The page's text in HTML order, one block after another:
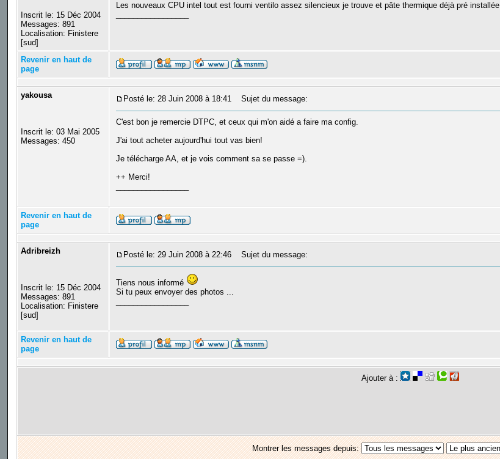
Inscrit le: 15 Déc 2004
Messages: 891
Localisation: Finistere
[sud]
Les nouveaux CPU intel tout est fourni ventilo assez silencieux je trouve et pâte thermique déjà pré installée
Revenir en haut de
page
yakousa
Inscrit le: 03 Mai 2005
Messages: 450
Posté le: 28 Juin 2008 à 18:41 Sujet du message:
C'est bon je remercie DTPC, et ceux qui m'on aidé a faire ma config.
J'ai tout acheter aujourd'hui tout vas bien!
Je télécharge AA, et je vois comment sa se passe =).
++ Merci!
Revenir en haut de
page
Adribreizh
Inscrit le: 15 Déc 2004
Messages: 891
Localisation: Finistere
[sud]
Posté le: 29 Juin 2008 à 22:46 Sujet du message:
Tiens nous informé
Si tu peux envoyer des photos ...
Revenir en haut de
page
Ajouter à :
Montrer les messages depuis: